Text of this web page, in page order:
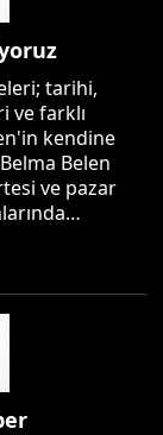
tarihi,
ve farklı
kendine
Belen
ve pazar